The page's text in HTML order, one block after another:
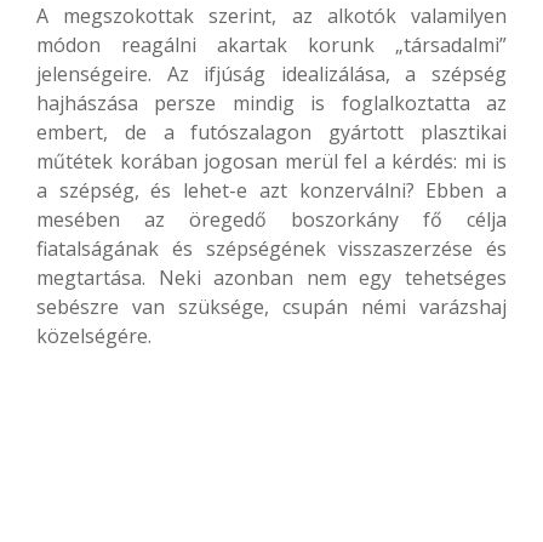
A megszokottak szerint, az alkotók valamilyen
módon reagálni akartak korunk „társadalmi”
jelenségeire. Az ifjúság idealizálása, a szépség
hajhászása persze mindig is foglalkoztatta az
embert, de a futószalagon gyártott plasztikai
műtétek korában jogosan merül fel a kérdés: mi is
a szépség, és lehet-e azt konzerválni? Ebben a
mesében az öregedő boszorkány fő célja
fiatalságának és szépségének visszaszerzése és
megtartása. Neki azonban nem egy tehetséges
sebészre van szüksége, csupán némi varázshaj
közelségére.